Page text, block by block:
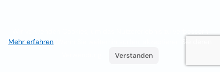
Mehr erfahren . Wenn Sie weiterhin surfen, akzeptieren Sie deren
Verstanden